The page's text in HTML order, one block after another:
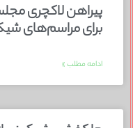
برای مراسم‌های
ادامه مطلب »